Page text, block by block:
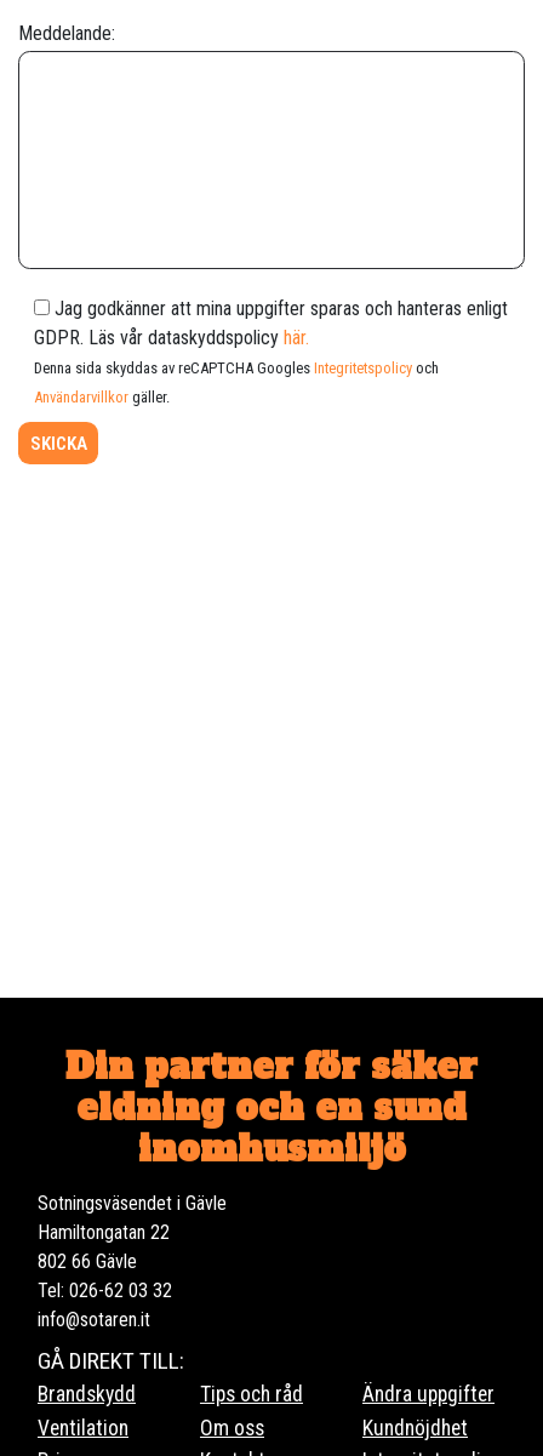
Meddelande:
Jag godkänner att mina uppgifter sparas och hanteras enligt
GDPR. Läs vår dataskyddspolicyhär.
Denna sida skyddas av reCAPTCHA GooglesIntegritetspolicy och
Användarvillkor gäller.
Din partner för säker
eldning och en sund
inomhusmiljö
Sotningsväsendet i Gävle
Hamiltongatan 22
802 66 Gävle
Tel: 026-62 03 32
info@sotaren.it
GÅ DIREKT TILL:
Brandskydd
Ventilation
Tips och råd
Om oss
Ändra uppgifter
Kundnöjdhet